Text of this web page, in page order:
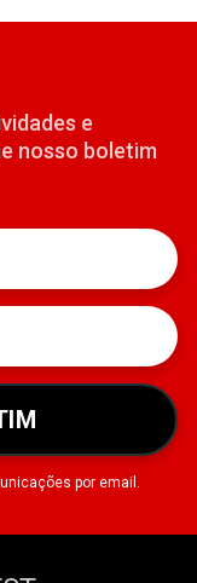
e
nosso boletim
por email.